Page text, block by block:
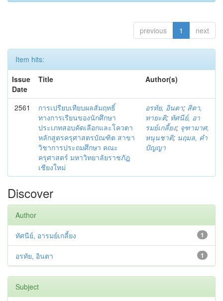
previous 1 next
Item hits:
Issue
Date
Title Author(s)
2561
การเปรียบเทียบผลสัมฤทธิ์
ทางการเรียนของนักศึกษา
ประเภทสอบคัดเลือกและโควตา
หลักสูตรครุศาสตรบัณฑิต สาขา
วิชาการประถมศึกษา คณะ
ครุศาสตร์ มหาวิทยาลัยราชภัฏ
เชียงใหม่
อรทัย, อินตา; สิตา,
ทายะติ; ทัศนีย์, อา
รมย์เกลี้ยง; จุฑามาศ,
หนุนชาติ; นฤมล, คำ
ปัญญา
Discover
Author
1
ทัศนีย์, อารมย์เกลี้ยง
1
อรทัย, อินตา
Subject